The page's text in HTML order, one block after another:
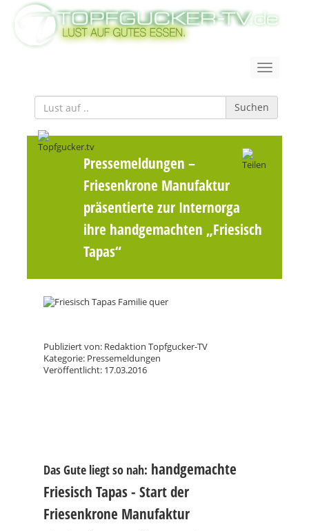
Suchen
Pressemeldungen –
Friesenkrone Manufaktur
präsentierte zur Internorga
ihre handgemachten „Friesisch
Tapas“
Publiziert von: Redaktion Topfgucker-TV
Kategorie: Pressemeldungen
Veröffentlicht: 17.03.2016
Das Gute liegt so nah: handgemachte
Friesisch Tapas - Start der
Friesenkrone Manufaktur